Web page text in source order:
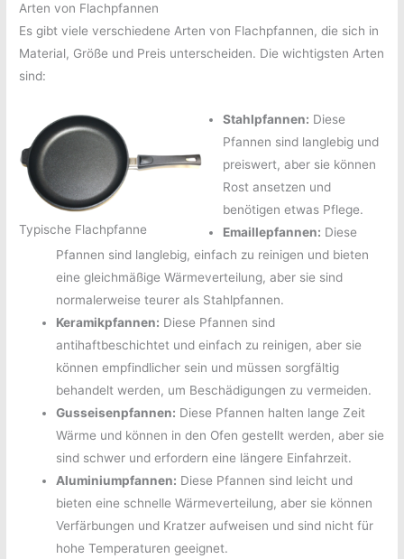
Arten von Flachpfannen
Es gibt viele verschiedene Arten von Flachpfannen, die sich in
Material, Größe und Preis unterscheiden. Die wichtigsten Arten
sind:
Typische Flachpfanne
Stahlpfannen: Diese
Pfannen sind langlebig und
preiswert, aber sie können
Rost ansetzen und
benötigen etwas Pflege.
Emaillepfannen: Diese
Pfannen sind langlebig, einfach zu reinigen und bieten
eine gleichmäßige Wärmeverteilung, aber sie sind
normalerweise teurer als Stahlpfannen.
Keramikpfannen: Diese Pfannen sind
antihaftbeschichtet und einfach zu reinigen, aber sie
können empfindlicher sein und müssen sorgfältig
behandelt werden, um Beschädigungen zu vermeiden.
Gusseisenpfannen: Diese Pfannen halten lange Zeit
Wärme und können in den Ofen gestellt werden, aber sie
sind schwer und erfordern eine längere Einfahrzeit.
Aluminiumpfannen: Diese Pfannen sind leicht und
bieten eine schnelle Wärmeverteilung, aber sie können
Verfärbungen und Kratzer aufweisen und sind nicht für
hohe Temperaturen geeignet.